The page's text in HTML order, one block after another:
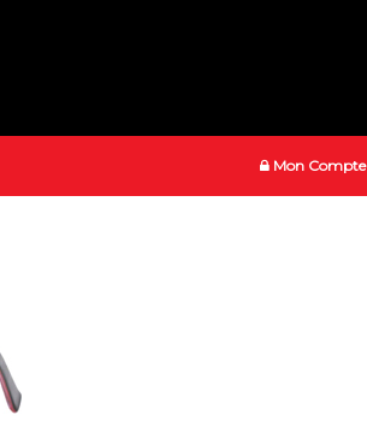
Mon Compte